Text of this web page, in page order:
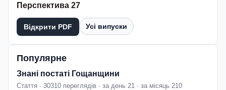
Перспектива 27
Відкрити PDF Усі випуски
Популярне
Знані постаті Гощанщини
Стаття · 30310 переглядів · за день 21 · за місяць 210